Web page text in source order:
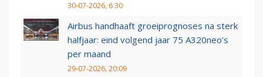
30-07-2026, 6:30
Airbus handhaaft groeiprognoses na sterk
halfjaar: eind volgend jaar 75 A320neo’s
per maand
29-07-2026, 20:09